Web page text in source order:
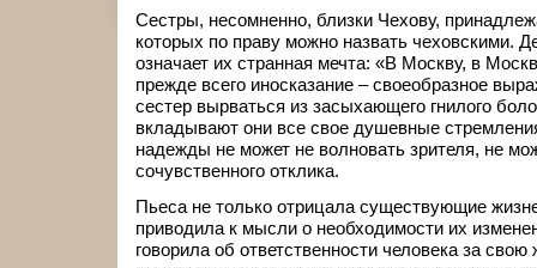
Сестры, несомненно, близки Чехову,
которых по праву можно назвать чеховскими.
означает их странная мечта: «В Москву, в
прежде всего иносказание – своеобразное
сестер вырваться из засыхающего гнилого
вкладывают они все свое душевные
надежды не может не волновать зрителя, не
сочувственного отклика.
Пьеса не только отрицала существующие
приводила к мысли о необходимости их
говорила об ответственности человека за